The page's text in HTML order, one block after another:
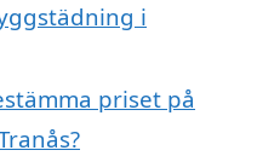
i
priset på